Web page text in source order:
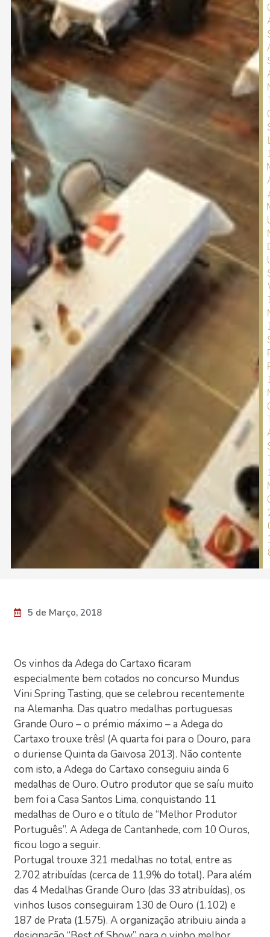
5 de Março, 2018
Os vinhos da Adega do Cartaxo ficaram
especialmente bem cotados no concurso Mundus
Vini Spring Tasting, que se celebrou recentemente
na Alemanha. Das quatro medalhas portuguesas
Grande Ouro – o prémio máximo – a Adega do
Cartaxo trouxe três! (A quarta foi para o Douro, para
o duriense Quinta da Gaivosa 2013). Não contente
com isto, a Adega do Cartaxo conseguiu ainda 6
medalhas de Ouro. Outro produtor que se saíu muito
bem foi a Casa Santos Lima, conquistando 11
medalhas de Ouro e o título de “Melhor Produtor
Português”. A Adega de Cantanhede, com 10 Ouros,
ficou logo a seguir.
Portugal trouxe 321 medalhas no total, entre as
2.702 atribuídas (cerca de 11,9% do total). Para além
das 4 Medalhas Grande Ouro (das 33 atribuídas), os
vinhos lusos conseguiram 130 de Ouro (1.102) e
187 de Prata (1.575). A organização atribuiu ainda a